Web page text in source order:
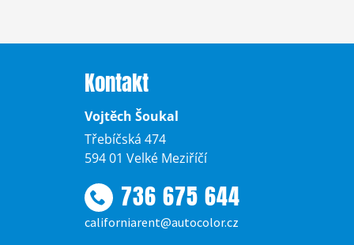
Kontakt
Vojtěch Šoukal
Třebíčská 474
594 01 Velké Meziříčí
736 675 644
californiarent@autocolor.cz